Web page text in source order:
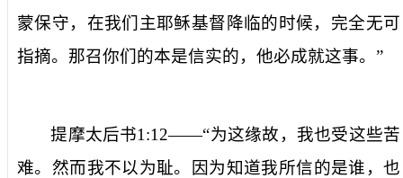
蒙保守，在我们主耶稣基督降临的时候，完全无可
指摘。那召你们的本是信实的，他必成就这事。 ”
提摩太后书1:12——“为这缘故，我也受这些苦
难。然而我不以为耻。 因为知道我所信的是谁，也